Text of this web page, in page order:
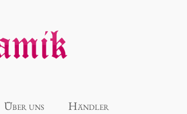
Über uns Händler